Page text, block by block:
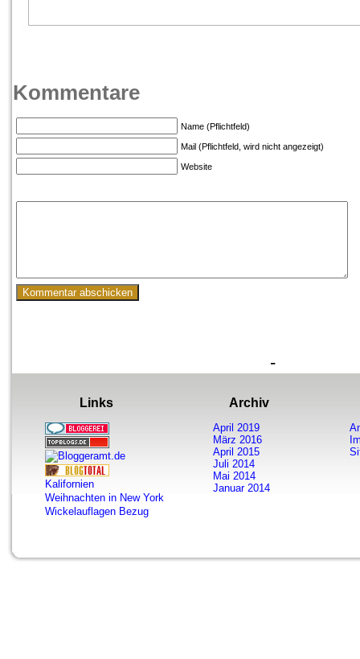
Kommentare
Name (Pflichtfeld)
Mail (Pflichtfeld, wird nicht angezeigt)
Website
-
Links
Kalifornien
Weihnachten in New York
Wickelauflagen Bezug
Archiv
April 2019
März 2016
April 2015
Juli 2014
Mai 2014
Januar 2014